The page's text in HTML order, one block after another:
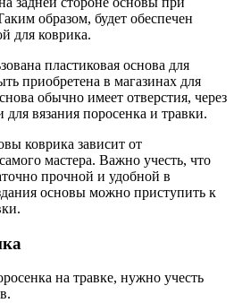
образом, будет обеспечен
для коврика.
пластиковая основа для
приобретена в магазинах для
обычно имеет отверстия, через
вязания поросенка и травки.
коврика зависит от
мастера. Важно учесть, что
прочной и удобной в
основы можно приступить к
на травке, нужно учесть